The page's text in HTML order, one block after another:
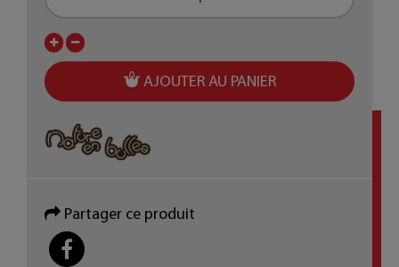
AJOUTER AU PANIER
Partager ce produit
PARTAGER